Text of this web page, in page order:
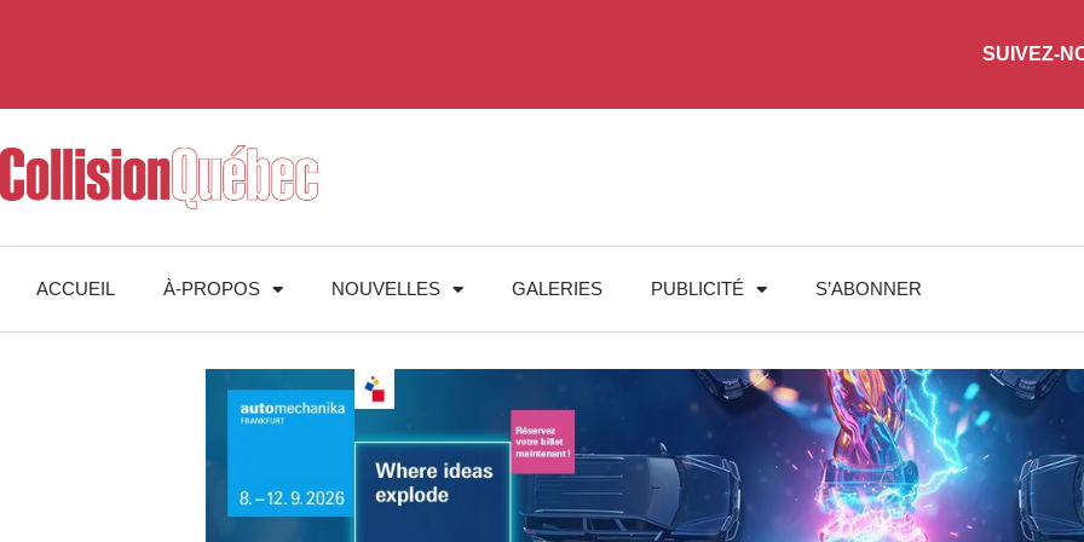
SUIVEZ-
ACCUEIL À-PROPOS NOUVELLES GALERIES PUBLICITÉ S’ABONNER